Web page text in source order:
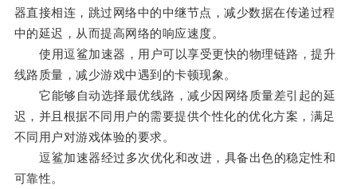
器直接相连，跳过网络中的中继节点，减少数据在传递过程
中的延迟，从而提高网络的响应速度。
使用逗鲨加速器，用户可以享受更快的物理链路，提升
线路质量，减少游戏中遇到的卡顿现象。
它能够自动选择最优线路，减少因网络质量差引起的延
迟，并且根据不同用户的需要提供个性化的优化方案，满足
不同用户对游戏体验的要求。
逗鲨加速器经过多次优化和改进，具备出色的稳定性和
可靠性。